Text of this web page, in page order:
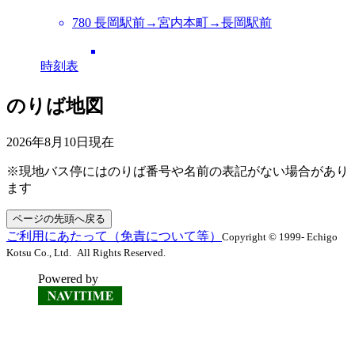
780 長岡駅前→宮内本町→長岡駅前
時刻表
のりば地図
2026年8月10日 現在
※現地バス停にはのりば番号や名前の表記がない場合があり
ます
ページの先頭へ戻る
ご利用にあたって（免責について等） Copyright © 1999- Echigo
Kotsu Co., Ltd. All Rights Reserved.
Powered by